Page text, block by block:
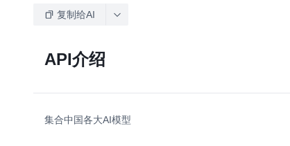
复制给AI
API介绍
集合中国各大AI模型